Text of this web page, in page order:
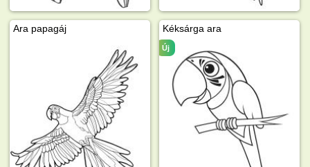
Ara papagáj Kéksárga ara
Új